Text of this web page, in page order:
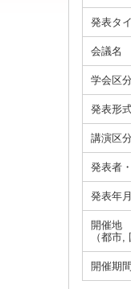
発表タ
会議名
学会区分
発表形
講演区分
発表者
発表年
開催地
（都市,
開催期間